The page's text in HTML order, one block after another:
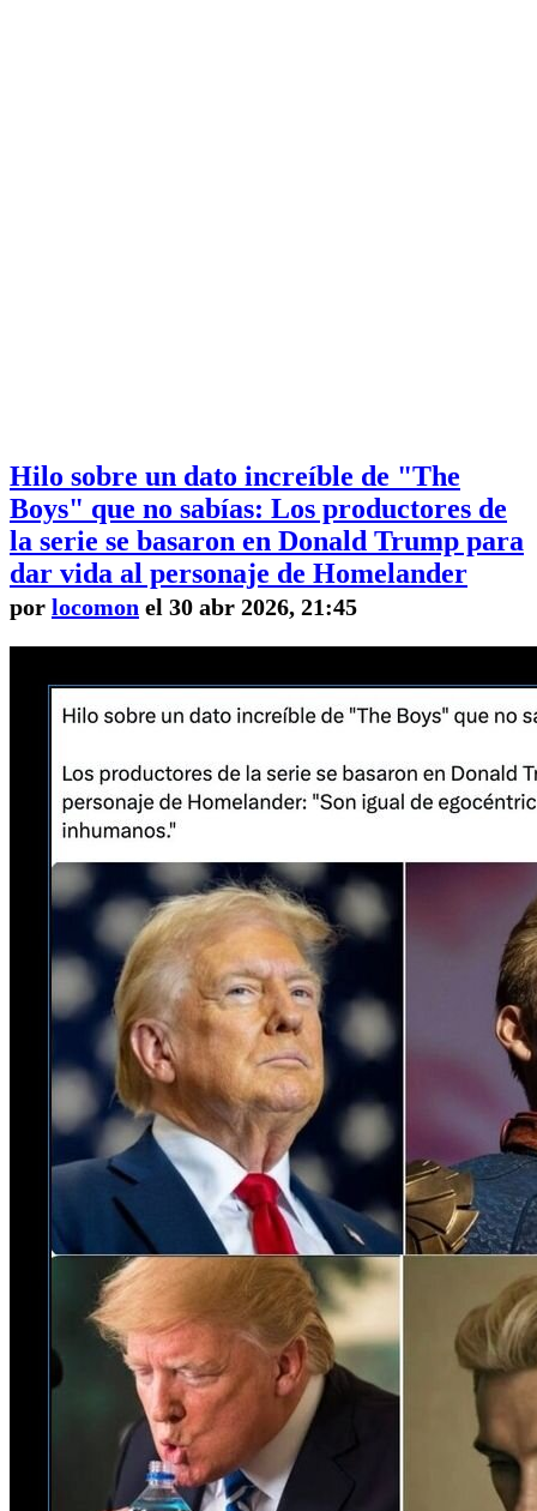
Hilo sobre un dato increíble de "The
Boys" que no sabías: Los productores de
la serie se basaron en Donald Trump para
dar vida al personaje de Homelander
por locomon el 30 abr 2026, 21:45